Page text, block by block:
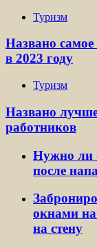
Туризм
Названо
в 2023 году
Туризм
Названо
работников
Нужно ли
после
окнами
на стену